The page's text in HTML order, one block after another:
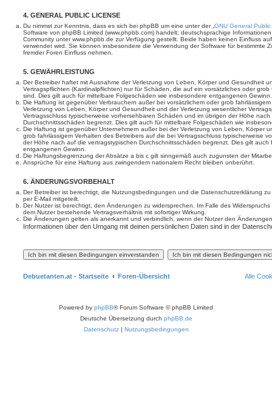
4. GENERAL PUBLIC LICENSE
Du nimmst zur Kenntnis, dass es sich bei phpBB um eine unter der „ GNU General
Software von phpBB Limited (www.phpbb.com) handelt; deutschsprachige
Community unter www.phpbb.de zur Verfügung gestellt. Beide haben keinen Einfluss
verwendet wird. Sie können insbesondere die Verwendung der Software für bestimmte
fremder Foren Einfluss nehmen.
5. GEWÄHRLEISTUNG
Der Betreiber haftet mit Ausnahme der Verletzung von Leben, Körper und Gesundheit
Vertragspflichten (Kardinalpflichten) nur für Schäden, die auf ein vorsätzliches oder
sind. Dies gilt auch für mittelbare Folgeschäden wie insbesondere entgangenen Gewinn.
Die Haftung ist gegenüber Verbrauchern außer bei vorsätzlichem oder grob
Verletzung von Leben, Körper und Gesundheit und der Verletzung wesentlicher
Vertragsschluss typischerweise vorhersehbaren Schäden und im übrigen der Höhe
Durchschnittsschäden begrenzt. Dies gilt auch für mittelbare Folgeschäden wie
Die Haftung ist gegenüber Unternehmern außer bei der Verletzung von Leben, Körper
grob fahrlässigem Verhalten des Betreibers auf die bei Vertragsschluss typischerweise
der Höhe nach auf die vertragstypischen Durchschnittsschäden begrenzt. Dies gilt
entgangenen Gewinn.
Die Haftungsbegrenzung der Absätze a bis c gilt sinngemäß auch zugunsten der
Ansprüche für eine Haftung aus zwingendem nationalem Recht bleiben unberührt.
6. ÄNDERUNGSVORBEHALT
Der Betreiber ist berechtigt, die Nutzungsbedingungen und die Datenschutzerklärung
per E-Mail mitgeteilt.
Der Nutzer ist berechtigt, den Änderungen zu widersprechen. Im Falle des
dem Nutzer bestehende Vertragsverhältnis mit sofortiger Wirkung.
Die Änderungen gelten als anerkannt und verbindlich, wenn der Nutzer den
Informationen über den Umgang mit deinen persönlichen Daten sind in der
Debuetanten.at - Startseite Foren-Übersicht Alle
Powered by phpBB® Forum Software © phpBB Limited
Deutsche Übersetzung durch phpBB.de
Datenschutz| Nutzungsbedingungen